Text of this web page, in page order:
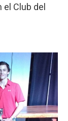
Club del